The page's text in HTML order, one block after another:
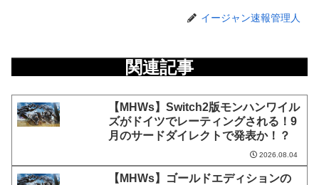
イージャン速報管理人
関連記事
【MHWs】Switch2版モンハンワイル
ズがドイツでレーティングされる！9
月のサードダイレクトで発表か！？
2026.08.04
【MHWs】ゴールドエディションの